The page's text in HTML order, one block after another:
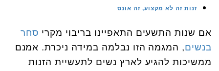
זנות זה לא מקצוע, זה אונס
אם שנות התשעים התאפיינו בריבוי מקרי סחר
בנשים, המגמה הזו נבלמה במידה ניכרת. אמנם
ממשיכות להגיע לארץ נשים לתעשיית הזנות